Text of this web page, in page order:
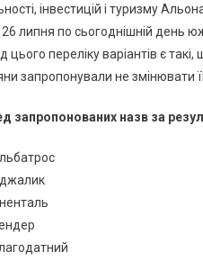
інвестицій і туризму
липня по сьогоднішній день
цього переліку варіантів є
запропонували не змінювати
запропонованих назв за